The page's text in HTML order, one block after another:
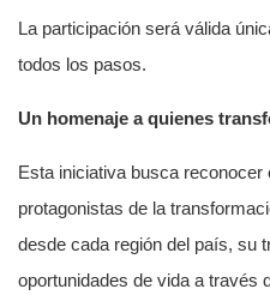
La participación será válida
todos los pasos.
Un homenaje a quienes
Esta iniciativa busca
protagonistas de la
desde cada región del país, su
oportunidades de vida a través